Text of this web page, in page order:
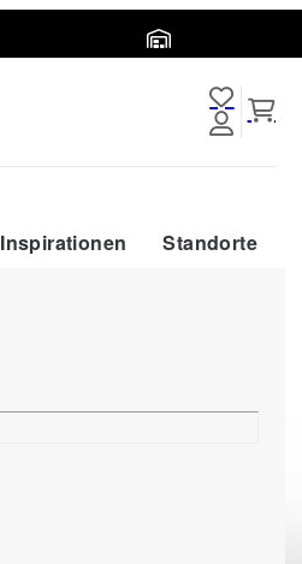
Inspirationen Standorte